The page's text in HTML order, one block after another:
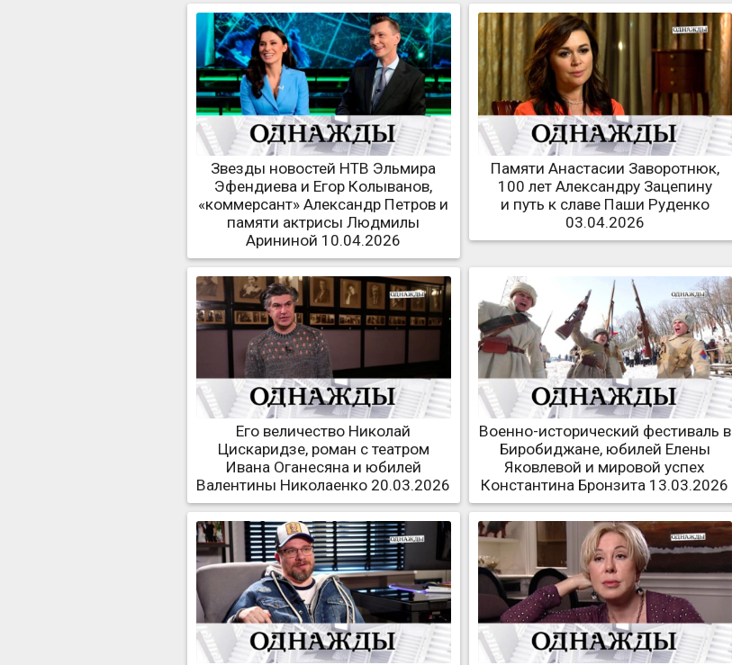
Звезды новостей НТВ Эльмира
Эфендиева и Егор Колыванов,
«коммерсант» Александр Петров и
памяти актрисы Людмилы
Арининой 10.04.2026
Памяти Анастасии Заворотнюк,
100 лет Александру Зацепину
и путь к славе Паши Руденко
03.04.2026
Его величество Николай
Цискаридзе, роман с театром
Ивана Оганесяна и юбилей
Валентины Николаенко 20.03.2026
Военно-исторический фестиваль в
Биробиджане, юбилей Елены
Яковлевой и мировой успех
Константина Бронзита 13.03.2026